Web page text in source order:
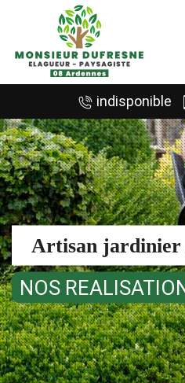
indisponible
Artisan jardinier
NOS